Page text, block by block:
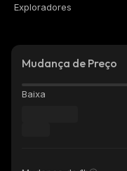
Exploradores
Mudança de Preço
Baixa